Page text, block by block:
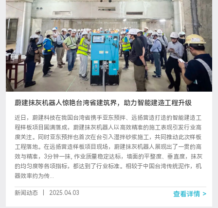
蔚建抹灰机器人惊艳台湾省建筑界，助力智能建造工程升级
近日，蔚建科技在我国台湾省携手亚东预拌、远扬营造打造的智能建造工
程样板项目圆满落成，蔚建抹灰机器人以高效精准的施工表现引发行业高
度关注。同时亚东预拌也首次在台引入湿拌砂浆施工，共同推动此次样板
工程落地。在远扬营造样板项目现场，蔚建抹灰机器人展现出了一贯的高
效与精准，3分钟一抹, 作业质量稳定达标，墙面的平整度、垂直度，抹灰
的均匀度等各项指标，都达到了行业标准。相较于中国台湾传统泥作，机
器效率约为传...
新闻动态 2025.04.03 查看详情 >